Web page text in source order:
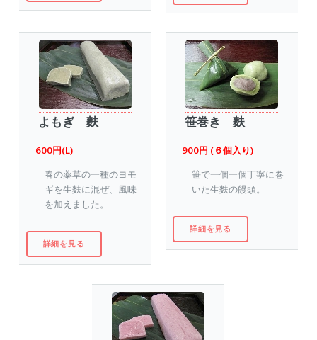
よもぎ 麩
600円(L)
春の薬草の一種のヨモ
ギを生麩に混ぜ、風味
を加えました。
詳細を見る
笹巻き 麩
900円 (６個入り)
笹で一個一個丁寧に巻
いた生麩の饅頭。
詳細を見る